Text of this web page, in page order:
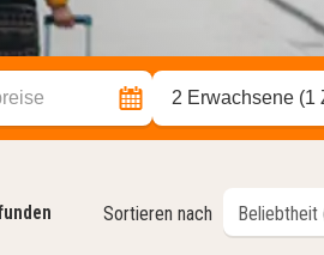
2 Erwachsene (1
Sortieren nach